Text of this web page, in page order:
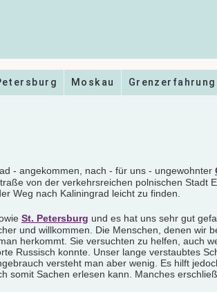
Moskau Grenzerfahrung
- angekommen, nach - für uns - ungewohnter
von der verkehrsreichen polnischen Stadt
Weg nach Kaliningrad leicht zu finden.
St. Petersburg und es hat uns sehr gut
und willkommen. Die Menschen, denen wir
herkommt. Sie versuchten zu helfen, auch
Russisch konnte. Unser lange verstaubtes
versteht man aber wenig. Es hilft
somit Sachen erlesen kann. Manches